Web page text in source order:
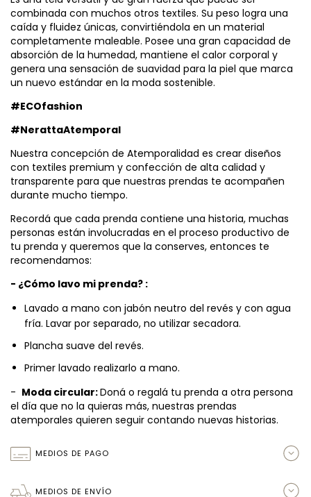
combinada con muchos otros textiles. Su peso logra una
caída y fluidez únicas, convirtiéndola en un material
completamente maleable. Posee una gran capacidad de
absorción de la humedad, mantiene el calor corporal y
genera una sensación de suavidad para la piel que marca
un nuevo estándar en la moda sostenible.
#ECOfashion
#NerattaAtemporal
Nuestra concepción de Atemporalidad es crear diseños
con textiles premium y confección de alta calidad y
transparente para que nuestras prendas te acompañen
durante mucho tiempo.
Recordá que cada prenda contiene una historia, muchas
personas están involucradas en el proceso productivo de
tu prenda y queremos que la conserves, entonces te
recomendamos:
- ¿Cómo lavo mi prenda? :
Lavado a mano con jabón neutro del revés y con agua
fría. Lavar por separado, no utilizar secadora.
Plancha suave del revés.
Primer lavado realizarlo a mano.
- Moda circular:Doná o regalá tu prenda a otra persona
el día que no la quieras más, nuestras prendas
atemporales quieren seguir contando nuevas historias.
MEDIOS DE PAGO
MEDIOS DE ENVÍO